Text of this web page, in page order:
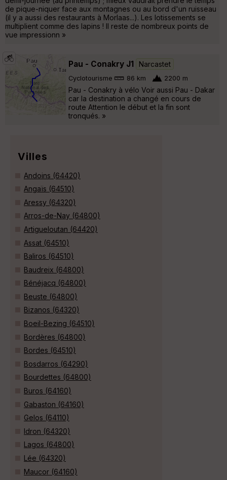
de pique-niquer face aux montagnes ou au bord d'un ruisseau
(il y a aussi des restaurants à Morlaas...). Les lotissements se
multiplient comme des lapins ! Il reste de nombreux points de
vue impressionn »
Pau - Conakry J1 Narcastet
Cyclotourisme 86 km 2200 m
Pau - Conakry à vélo Voir aussi Pau - Dakar
car la destination a changé en cours de
route Attention le début et la fin sont
tronqués. »
Villes
Andoins (64420)
Angaïs (64510)
Aressy (64320)
Arros-de-Nay (64800)
Artigueloutan (64420)
Assat (64510)
Baliros (64510)
Baudreix (64800)
Bénéjacq (64800)
Beuste (64800)
Bizanos (64320)
Boeil-Bezing (64510)
Bordères (64800)
Bordes (64510)
Bosdarros (64290)
Bourdettes (64800)
Buros (64160)
Gabaston (64160)
Gelos (64110)
Idron (64320)
Lagos (64800)
Lée (64320)
Maucor (64160)